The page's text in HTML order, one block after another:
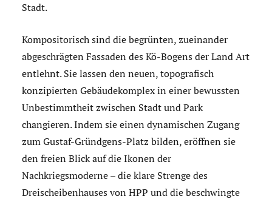
Stadt.
Kompositorisch sind die begrünten, zueinander
abgeschrägten Fassaden des Kö-Bogens der Land Art
entlehnt. Sie lassen den neuen, topografisch
konzipierten Gebäudekomplex in einer bewussten
Unbestimmtheit zwischen Stadt und Park
changieren. Indem sie einen dynamischen Zugang
zum Gustaf-Gründgens-Platz bilden, eröffnen sie
den freien Blick auf die Ikonen der
Nachkriegsmoderne – die klare Strenge des
Dreischeibenhauses von HPP und die beschwingte